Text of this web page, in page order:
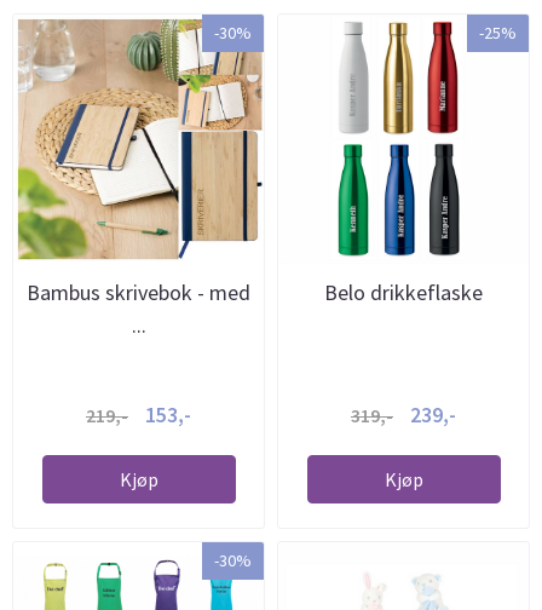
-30%
Bambus skrivebok - med
...
219,- 153,-
Kjøp
-25%
Belo drikkeflaske
319,- 239,-
Kjøp
-30%